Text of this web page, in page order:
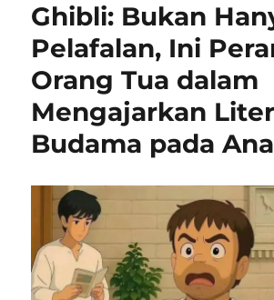
Ghibli: Bukan
Pelafalan, Ini
Orang Tua dalam
Mengajarkan
Budama pada